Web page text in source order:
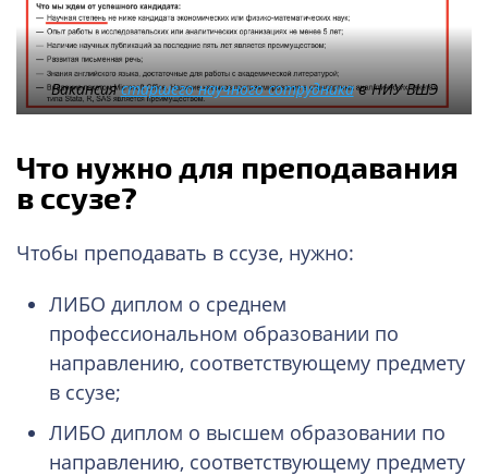
Вакансиястаршего научного сотрудникав НИУ ВШЭ
Что нужно для преподавания
в ссузе?
Чтобы преподавать в ссузе, нужно:
ЛИБО диплом о среднем
профессиональном образовании по
направлению, соответствующему предмету
в ссузе;
ЛИБО диплом о высшем образовании по
направлению, соответствующему предмету